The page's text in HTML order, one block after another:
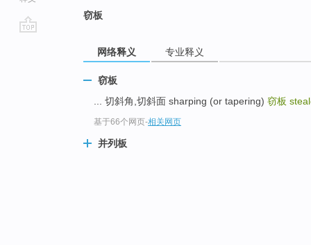
窃板
网络释义 专业释义
窃板
... 切斜角,切斜面 sharping (or tapering) 窃板
基于66个网页-相关网页
并列板